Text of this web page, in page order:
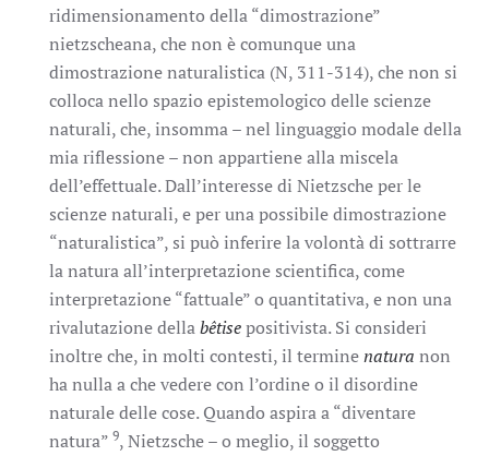
ridimensionamento della “dimostrazione”
nietzscheana, che non è comunque una
dimostrazione naturalistica (N, 311-314), che non si
colloca nello spazio epistemologico delle scienze
naturali, che, insomma – nel linguaggio modale della
mia riflessione – non appartiene alla miscela
dell’effettuale. Dall’interesse di Nietzsche per le
scienze naturali, e per una possibile dimostrazione
“naturalistica”, si può inferire la volontà di sottrarre
la natura all’interpretazione scientifica, come
interpretazione “fattuale” o quantitativa, e non una
rivalutazione dellabêtisepositivista. Si consideri
inoltre che, in molti contesti, il terminenatura non
ha nulla a che vedere con l’ordine o il disordine
naturale delle cose. Quando aspira a “diventare
natura” 9, Nietzsche – o meglio, il soggetto